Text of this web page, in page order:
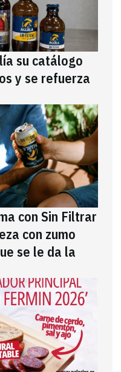
su catálogo
y se refuerza
con Sin Filtrar
con zumo
se le da la